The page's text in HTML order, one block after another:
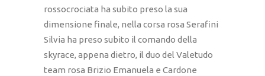
rossocrociata ha subito preso la sua
dimensione finale, nella corsa rosa Serafini
Silvia ha preso subito il comando della
skyrace, appena dietro, il duo del Valetudo
team rosa Brizio Emanuela e Cardone